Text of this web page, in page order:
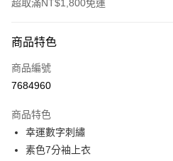
超取滿NT$1,800免運
信用卡一次付款
超商取貨付款
街口支付
悠遊付
商品特色
商品編號
7684960
商品特色
幸運數字刺繡
素色7分袖上衣